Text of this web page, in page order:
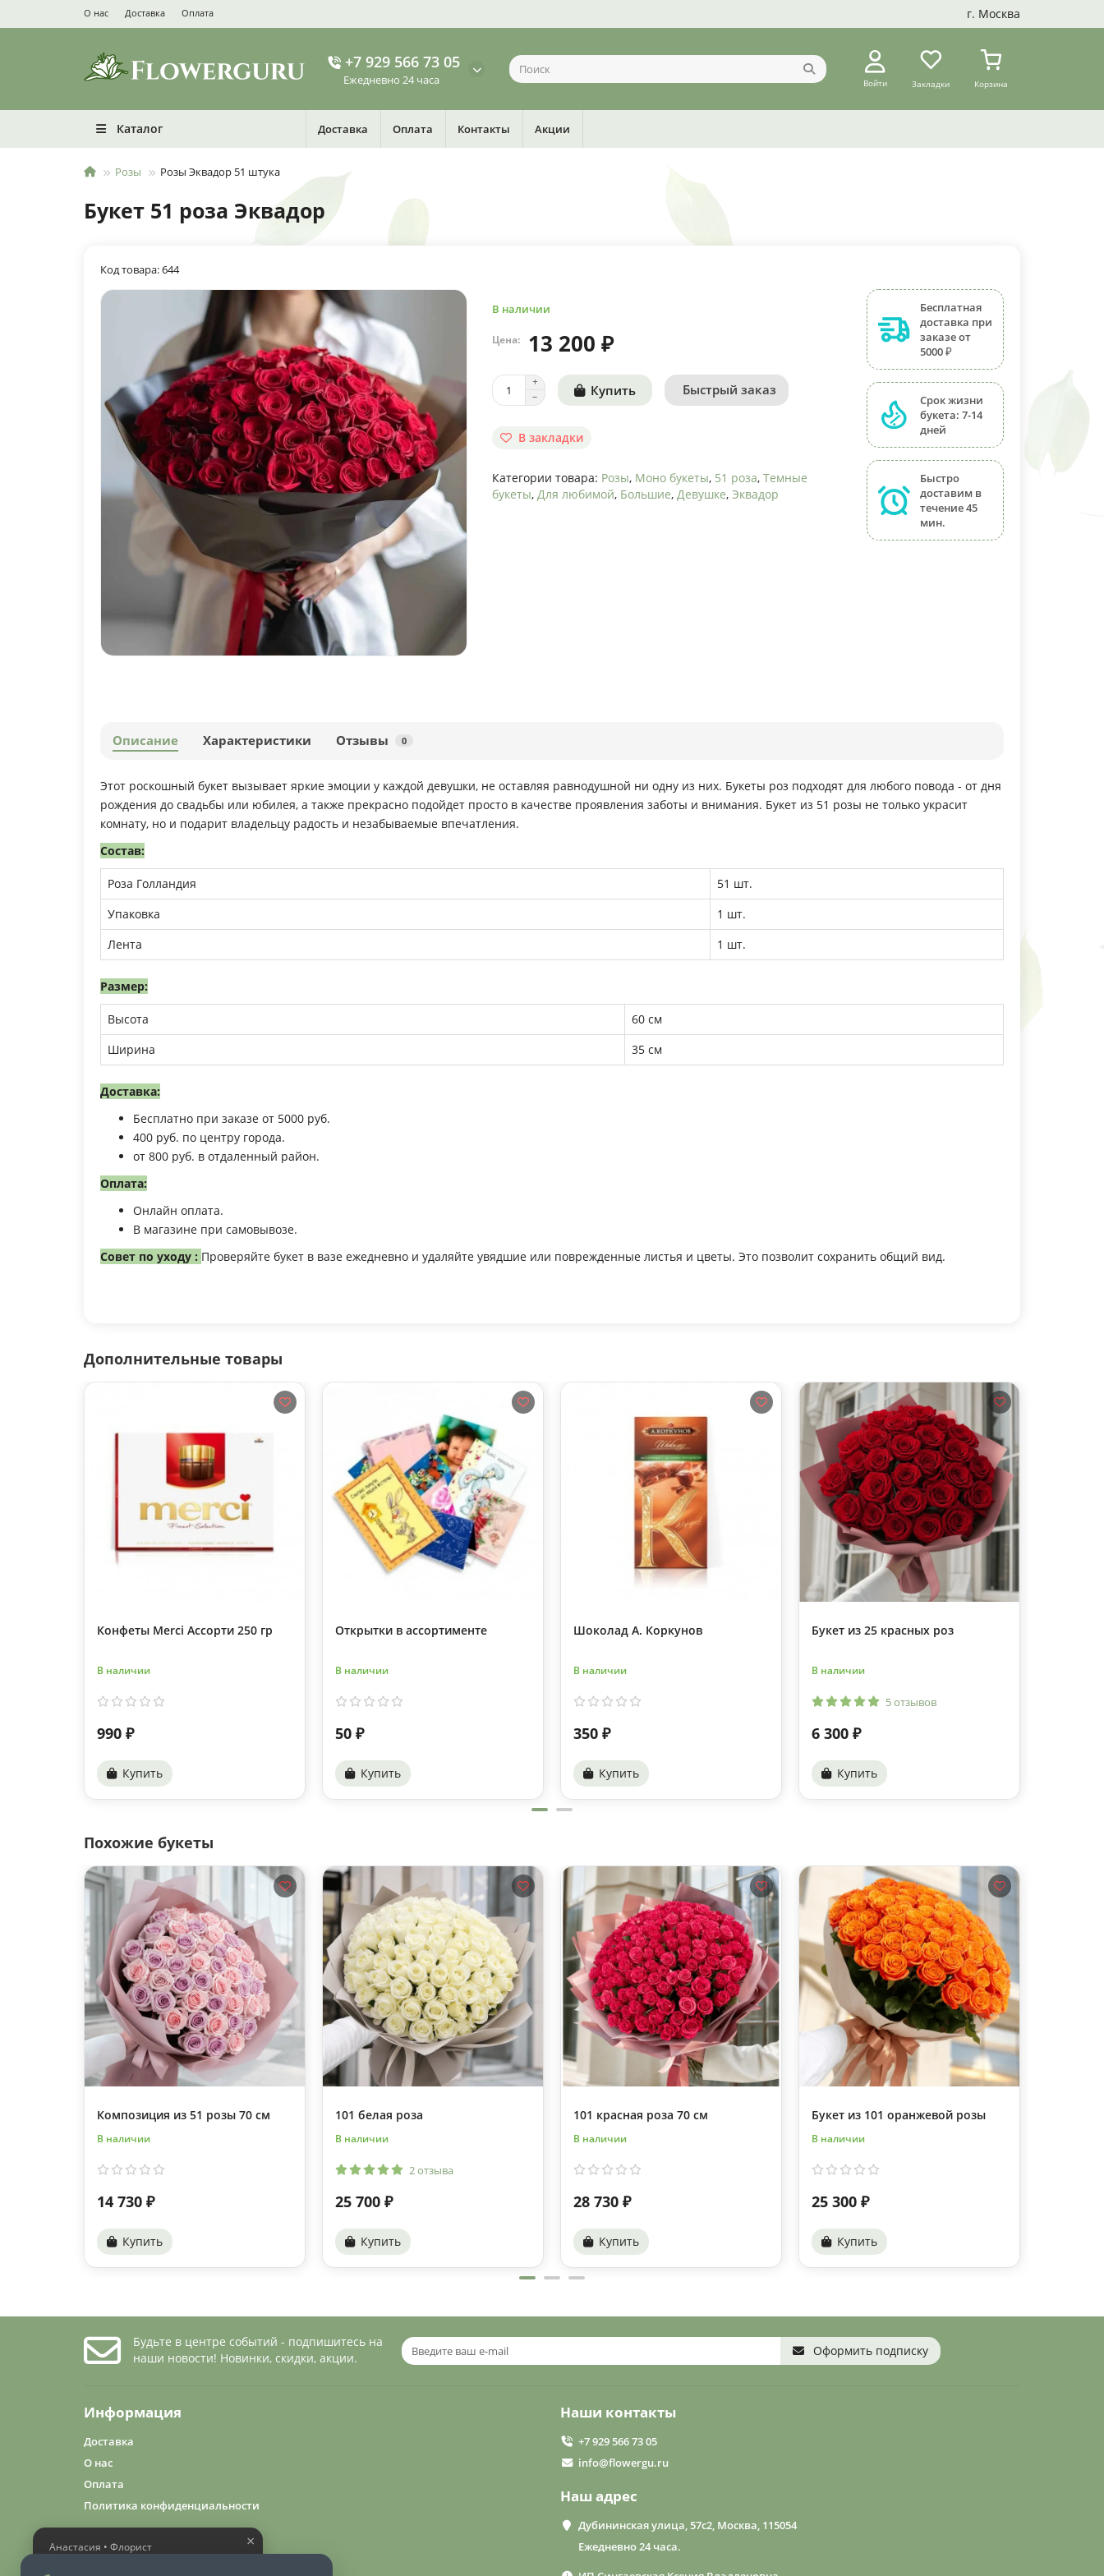
О нас Доставка Оплата г. Москва
+7 929 566 73 05
Ежедневно 24 часа Войти Закладки Корзина
Каталог Доставка Оплата Контакты Акции
Розы Розы Эквадор 51 штука
Букет 51 роза Эквадор
Код товара: 644
В наличии
Цена: 13 200 ₽
Купить Быстрый заказ
В закладки
Категории товара: Розы, Моно букеты, 51 роза, Темные
букеты, Для любимой, Большие, Девушке, Эквадор
Бесплатная
доставка при
заказе от
5000 ₽
Срок жизни
букета: 7-14
дней
Быстро
доставим в
течение 45
мин.
Описание Характеристики Отзывы 0
Этот роскошный букет вызывает яркие эмоции у каждой девушки, не оставляя равнодушной ни одну из них. Букеты роз подходят для любого повода - от дня
рождения до свадьбы или юбилея, а также прекрасно подойдет просто в качестве проявления заботы и внимания. Букет из 51 розы не только украсит
комнату, но и подарит владельцу радость и незабываемые впечатления.
Состав:
Роза Голландия
51 шт.
Упаковка
1 шт.
Лента
1 шт.
Размер:
Высота
60 см
Ширина
35 см
Доставка:
Бесплатно при заказе от 5000 руб.
400 руб. по центру города.
от 800 руб. в отдаленный район.
Оплата:
Онлайн оплата.
В магазине при самовывозе.
Совет по уходу : Проверяйте букет в вазе ежедневно и удаляйте увядшие или поврежденные листья и цветы. Это позволит сохранить общий вид.
Дополнительные товары
Конфеты Merci Ассорти 250 гр
В наличии
990 ₽
Купить
Открытки в ассортименте
В наличии
50 ₽
Купить
Шоколад А. Коркунов
В наличии
350 ₽
Купить
Букет из 25 красных роз
В наличии
5 отзывов
6 300 ₽
Купить
Похожие букеты
Композиция из 51 розы 70 см
В наличии
14 730 ₽
Купить
101 белая роза
В наличии
2 отзыва
25 700 ₽
Купить
101 красная роза 70 см
В наличии
28 730 ₽
Купить
Букет из 101 оранжевой розы
В наличии
25 300 ₽
Купить
Будьте в центре событий - подпишитесь на
наши новости! Новинки, скидки, акции.
Оформить подписку
Информация
Доставка
О нас
Оплата
Политика конфиденциальности
Наши контакты
+7 929 566 73 05
info@flowergu.ru
Наш адрес
Дубининская улица, 57с2, Москва, 115054
Ежедневно 24 часа.
×
Анастасия • Флорист